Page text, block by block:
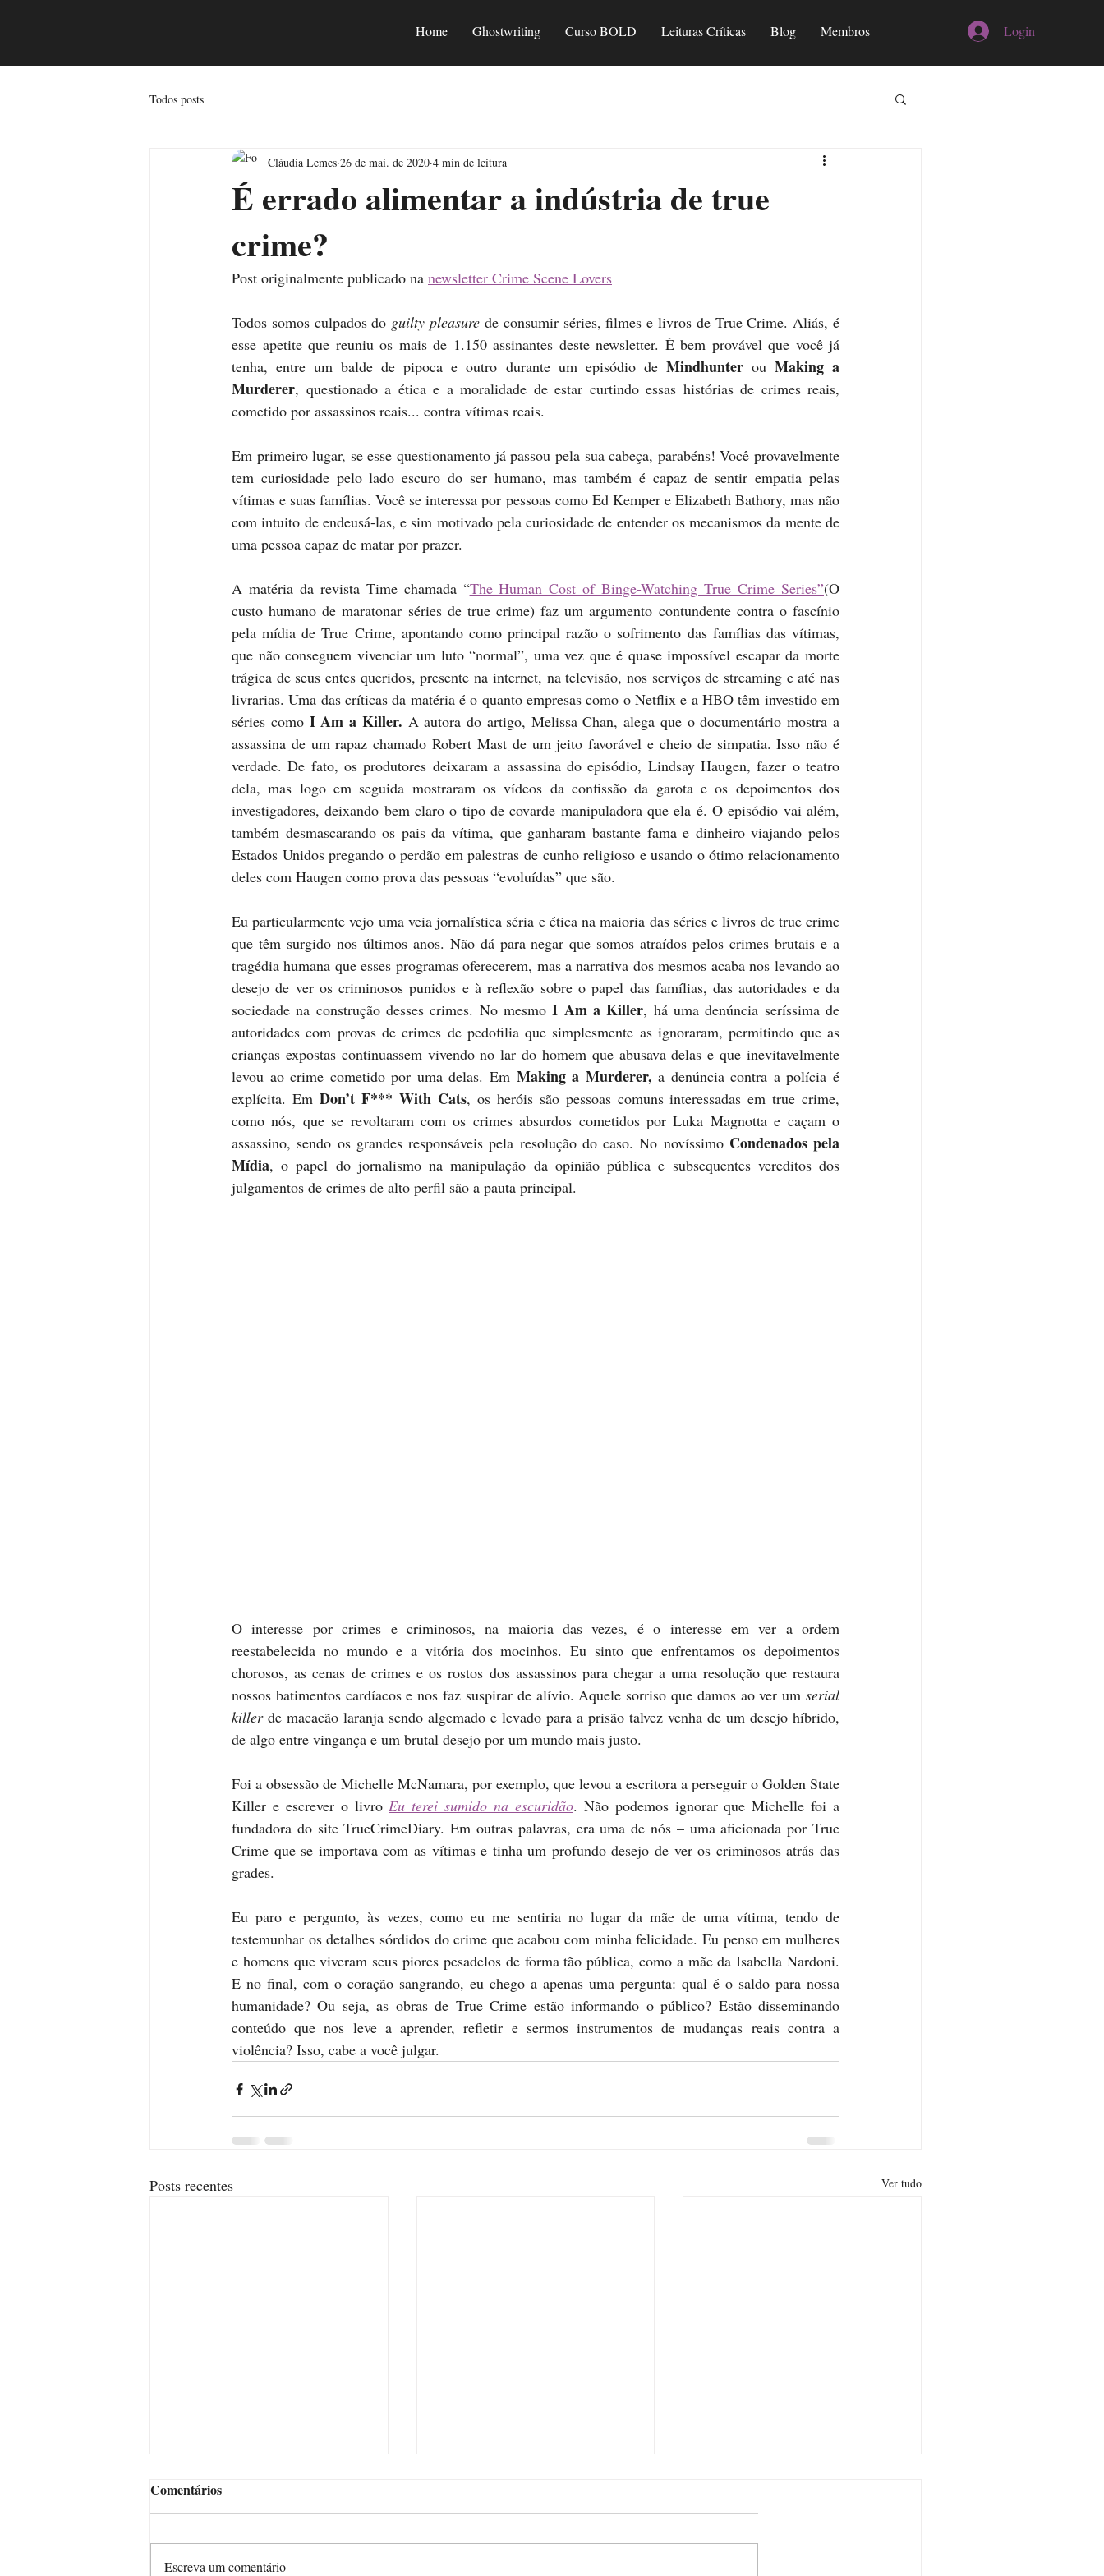
Home Ghostwriting Curso BOLD Leituras Críticas Blog Membros Login
Todos posts
É errado alimentar a indústria de true
crime?
Cláudia Lemes 26 de mai. de 2020 4 min de leitura
Post originalmente publicado na newsletter Crime Scene Lovers
Todos somos culpados do guilty pleasure de consumir séries, filmes e livros de True Crime. Aliás, é
esse apetite que reuniu os mais de 1.150 assinantes deste newsletter. É bem provável que você já
tenha, entre um balde de pipoca e outro durante um episódio de Mindhunter ou Making a
Murderer, questionado a ética e a moralidade de estar curtindo essas histórias de crimes reais,
cometido por assassinos reais... contra vítimas reais.
Em primeiro lugar, se esse questionamento já passou pela sua cabeça, parabéns! Você provavelmente
tem curiosidade pelo lado escuro do ser humano, mas também é capaz de sentir empatia pelas
vítimas e suas famílias. Você se interessa por pessoas como Ed Kemper e Elizabeth Bathory, mas não
com intuito de endeusá-las, e sim motivado pela curiosidade de entender os mecanismos da mente de
uma pessoa capaz de matar por prazer.
A matéria da revista Time chamada “The Human Cost of Binge-Watching True Crime Series”(O
custo humano de maratonar séries de true crime) faz um argumento contundente contra o fascínio
pela mídia de True Crime, apontando como principal razão o sofrimento das famílias das vítimas,
que não conseguem vivenciar um luto “normal”, uma vez que é quase impossível escapar da morte
trágica de seus entes queridos, presente na internet, na televisão, nos serviços de streaming e até nas
livrarias. Uma das críticas da matéria é o quanto empresas como o Netflix e a HBO têm investido em
séries como I Am a Killer. A autora do artigo, Melissa Chan, alega que o documentário mostra a
assassina de um rapaz chamado Robert Mast de um jeito favorável e cheio de simpatia. Isso não é
verdade. De fato, os produtores deixaram a assassina do episódio, Lindsay Haugen, fazer o teatro
dela, mas logo em seguida mostraram os vídeos da confissão da garota e os depoimentos dos
investigadores, deixando bem claro o tipo de covarde manipuladora que ela é. O episódio vai além,
também desmascarando os pais da vítima, que ganharam bastante fama e dinheiro viajando pelos
Estados Unidos pregando o perdão em palestras de cunho religioso e usando o ótimo relacionamento
deles com Haugen como prova das pessoas “evoluídas” que são.
Eu particularmente vejo uma veia jornalística séria e ética na maioria das séries e livros de true crime
que têm surgido nos últimos anos. Não dá para negar que somos atraídos pelos crimes brutais e a
tragédia humana que esses programas oferecerem, mas a narrativa dos mesmos acaba nos levando ao
desejo de ver os criminosos punidos e à reflexão sobre o papel das famílias, das autoridades e da
sociedade na construção desses crimes. No mesmo I Am a Killer, há uma denúncia seríssima de
autoridades com provas de crimes de pedofilia que simplesmente as ignoraram, permitindo que as
crianças expostas continuassem vivendo no lar do homem que abusava delas e que inevitavelmente
levou ao crime cometido por uma delas. Em Making a Murderer, a denúncia contra a polícia é
explícita. Em Don’t F*** With Cats, os heróis são pessoas comuns interessadas em true crime,
como nós, que se revoltaram com os crimes absurdos cometidos por Luka Magnotta e caçam o
assassino, sendo os grandes responsáveis pela resolução do caso. No novíssimo Condenados pela
Mídia, o papel do jornalismo na manipulação da opinião pública e subsequentes vereditos dos
julgamentos de crimes de alto perfil são a pauta principal.
O interesse por crimes e criminosos, na maioria das vezes, é o interesse em ver a ordem
reestabelecida no mundo e a vitória dos mocinhos. Eu sinto que enfrentamos os depoimentos
chorosos, as cenas de crimes e os rostos dos assassinos para chegar a uma resolução que restaura
nossos batimentos cardíacos e nos faz suspirar de alívio. Aquele sorriso que damos ao ver um serial
killer de macacão laranja sendo algemado e levado para a prisão talvez venha de um desejo híbrido,
de algo entre vingança e um brutal desejo por um mundo mais justo.
Foi a obsessão de Michelle McNamara, por exemplo, que levou a escritora a perseguir o Golden State
Killer e escrever o livro Eu terei sumido na escuridão. Não podemos ignorar que Michelle foi a
fundadora do site TrueCrimeDiary. Em outras palavras, era uma de nós – uma aficionada por True
Crime que se importava com as vítimas e tinha um profundo desejo de ver os criminosos atrás das
grades.
Eu paro e pergunto, às vezes, como eu me sentiria no lugar da mãe de uma vítima, tendo de
testemunhar os detalhes sórdidos do crime que acabou com minha felicidade. Eu penso em mulheres
e homens que viveram seus piores pesadelos de forma tão pública, como a mãe da Isabella Nardoni.
E no final, com o coração sangrando, eu chego a apenas uma pergunta: qual é o saldo para nossa
humanidade? Ou seja, as obras de True Crime estão informando o público? Estão disseminando
conteúdo que nos leve a aprender, refletir e sermos instrumentos de mudanças reais contra a
violência? Isso, cabe a você julgar.
Posts recentes Ver tudo
Comentários
Escreva um comentário